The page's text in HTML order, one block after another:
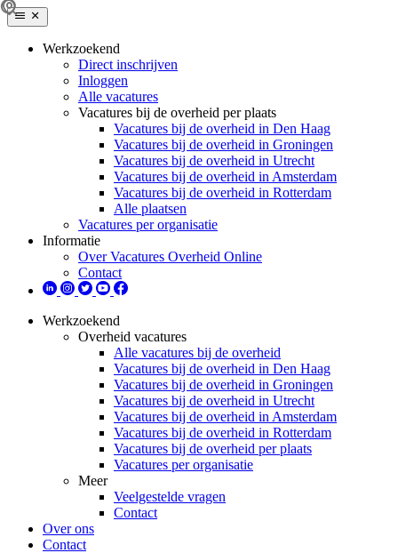
Werkzoekend
Direct inschrijven
Inloggen
Alle vacatures
Vacatures bij de overheid per plaats
Vacatures bij de overheid in Den Haag
Vacatures bij de overheid in Groningen
Vacatures bij de overheid in Utrecht
Vacatures bij de overheid in Amsterdam
Vacatures bij de overheid in Rotterdam
Alle plaatsen
Vacatures per organisatie
Informatie
Over Vacatures Overheid Online
Contact
Werkzoekend
Overheid vacatures
Alle vacatures bij de overheid
Vacatures bij de overheid in Den Haag
Vacatures bij de overheid in Groningen
Vacatures bij de overheid in Utrecht
Vacatures bij de overheid in Amsterdam
Vacatures bij de overheid in Rotterdam
Vacatures bij de overheid per plaats
Vacatures per organisatie
Meer
Veelgestelde vragen
Contact
Over ons
Contact